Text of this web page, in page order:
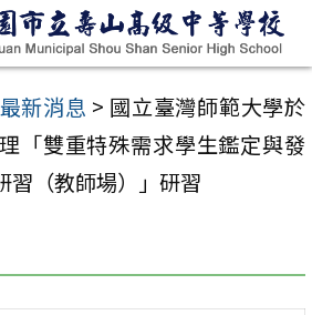
最新消息 > 國立臺灣師範大學於
「雙重特殊需求學生鑑定與發
習（教師場）」研習